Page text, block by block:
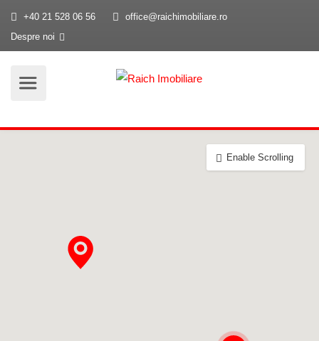
+40 21 528 06 56
office@raichimobiliare.ro
Despre noi
Enable Scrolling